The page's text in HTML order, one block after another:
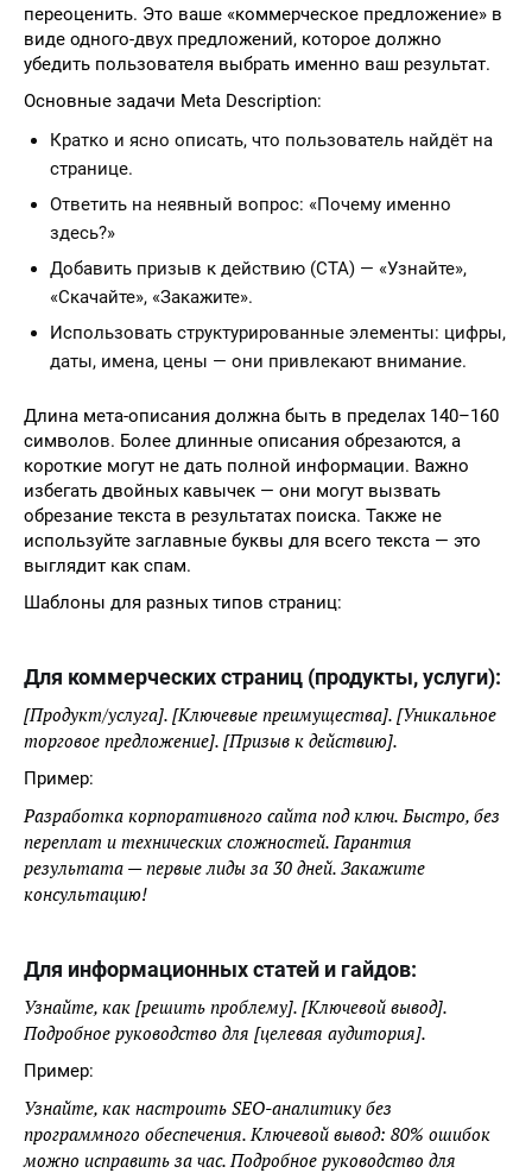
переоценить. Это ваше «коммерческое предложение» в
виде одного-двух предложений, которое должно
убедить пользователя выбрать именно ваш результат.
Основные задачи Meta Description:
Кратко и ясно описать, что пользователь найдёт на
странице.
Ответить на неявный вопрос: «Почему именно
здесь?»
Добавить призыв к действию (CTA) — «Узнайте»,
«Скачайте», «Закажите».
Использовать структурированные элементы: цифры,
даты, имена, цены — они привлекают внимание.
Длина мета-описания должна быть в пределах 140–160
символов. Более длинные описания обрезаются, а
короткие могут не дать полной информации. Важно
избегать двойных кавычек — они могут вызвать
обрезание текста в результатах поиска. Также не
используйте заглавные буквы для всего текста — это
выглядит как спам.
Шаблоны для разных типов страниц:
Для коммерческих страниц (продукты, услуги):
[Продукт/услуга]. [Ключевые преимущества]. [Уникальное
торговое предложение]. [Призыв к действию].
Пример:
Разработка корпоративного сайта под ключ. Быстро, без
переплат и технических сложностей. Гарантия
результата — первые лиды за 30 дней. Закажите
консультацию!
Для информационных статей и гайдов:
Узнайте, как [решить проблему]. [Ключевой вывод].
Подробное руководство для [целевая аудитория].
Пример:
Узнайте, как настроить SEO-аналитику без
программного обеспечения. Ключевой вывод: 80% ошибок
можно исправить за час. Подробное руководство для